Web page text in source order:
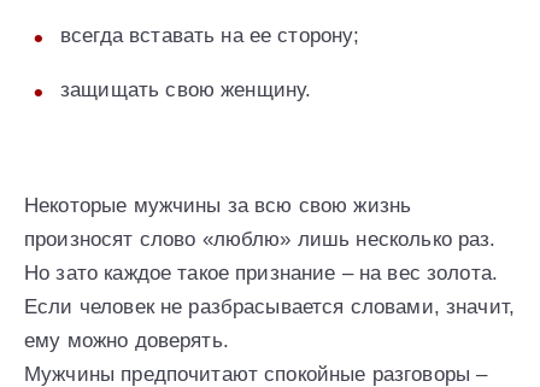
всегда вставать на ее сторону;
защищать свою женщину.
Некоторые мужчины за всю свою жизнь
произносят слово «люблю» лишь несколько раз.
Но зато каждое такое признание – на вес золота.
Если человек не разбрасывается словами, значит,
ему можно доверять.
Мужчины предпочитают спокойные разговоры –